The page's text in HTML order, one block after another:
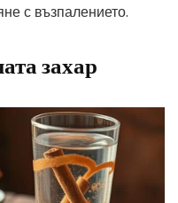
с възпалението.
захар